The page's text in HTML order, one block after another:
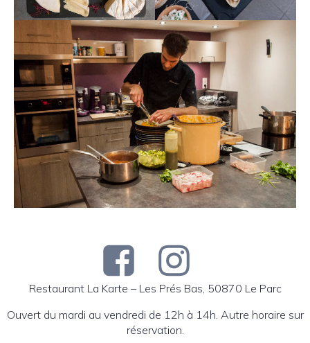
Restaurant La Karte – Les Prés Bas, 50870 Le Parc
Ouvert du mardi au vendredi de 12h à 14h. Autre horaire sur
réservation.